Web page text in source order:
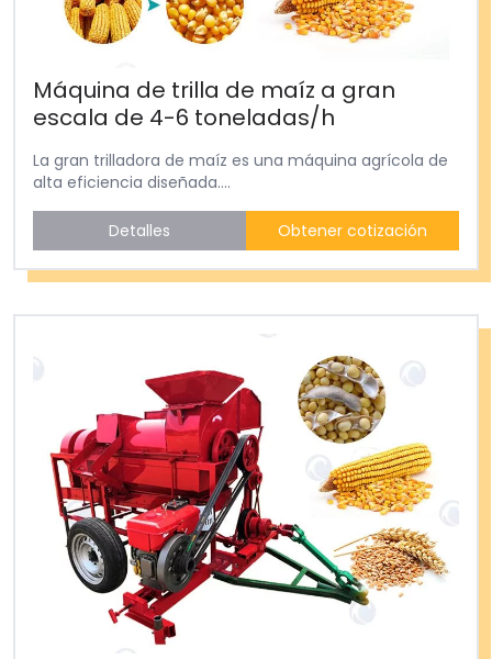
Máquina de trilla de maíz a gran
escala de 4-6 toneladas/h
La gran trilladora de maíz es una máquina agrícola de
alta eficiencia diseñada....
Detalles Obtener cotización